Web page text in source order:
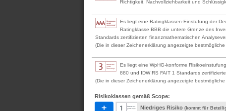
Richtigkeit, Nachvollziehbarkeit und
Es liegt eine Ratingklassen-Einstufung der
Ratingklasse BBB die untere Grenze des
Standards zertifizierten finanzmathematischen
(Die in dieser Zeichenerklärung angezeigte
Es liegt eine WpHG-konforme
880 und IDW RS FAIT 1 Standards
(Die in dieser Zeichenerklärung angezeigte
Risikoklassen gemäß Scope:
Niedriges Risiko (kommt für